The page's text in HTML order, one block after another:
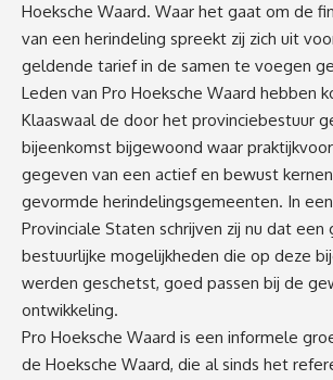
Hoeksche Waard. Waar het gaat om de
van een herindeling spreekt zij zich uit
geldende tarief in de samen te voegen
Leden van Pro Hoeksche Waard hebben
Klaaswaal de door het provinciebestuur
bijeenkomst bijgewoond waar
gegeven van een actief en bewust
gevormde herindelingsgemeenten. In
Provinciale Staten schrijven zij nu dat
bestuurlijke mogelijkheden die op deze
werden geschetst, goed passen bij de
ontwikkeling.
Pro Hoeksche Waard is een informele
de Hoeksche Waard, die al sinds het